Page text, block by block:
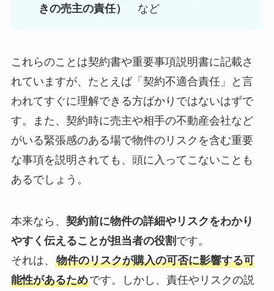
きの売主の責任）
など
これらのことは契約書や重要事項説明書に記載さ
れていますが、たとえば「契約不適合責任」と言
われてすぐに理解できる方ばかりではないはずで
す。また、契約時に売主や相手の不動産会社など
がいる緊張感のある場で物件のリスクを含む重要
な事項を説明されても、頭に入ってこないことも
あるでしょう。
本来なら、 契約前に物件の詳細やリスクをわかり
やすく伝えることが担当者の役割 です。
それは、 物件のリスクが購入の可否に影響する可
能性があるためです。しかし、 責任やリスクの説